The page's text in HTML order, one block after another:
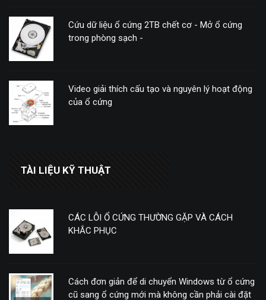
Cứu dữ liệu ổ cứng 2TB chết cơ - Mở ổ cứng
trong phòng sạch -
Video giải thích cấu tạo và nguyên lý hoạt động
của ổ cứng
TÀI LIỆU KỸ THUẬT
CÁC LỖI Ổ CỨNG THƯỜNG GẶP VÀ CÁCH
KHẮC PHỤC
Cách đơn giản để di chuyển Windows từ ổ cứng
cũ sang ổ cứng mới mà không cần phải cài đặt